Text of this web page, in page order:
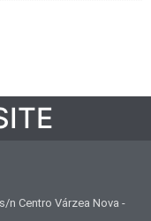
n Centro Várzea Nova -